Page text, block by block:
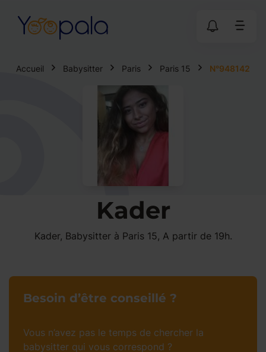
Accueil Babysitter Paris Paris 15 N°948142
Kader
Kader, Babysitter à Paris 15, A partir de 19h.
Besoin d’être conseillé ?
Vous n’avez pas le temps de chercher la
babysitter qui vous correspond ?